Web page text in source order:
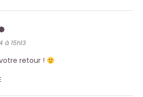
à 15h13
retour !